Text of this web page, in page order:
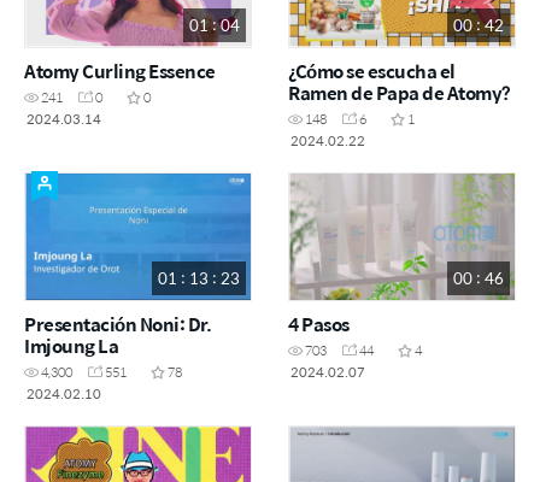
01 : 04
Atomy Curling Essence
241 0
0
2024.03.14
00 : 42
¿Cómo se escucha el
Ramen de Papa de Atomy?
148 6
1
2024.02.22
01 : 13 : 23
Presentación Noni: Dr.
Imjoung La
4,300 551
78
2024.02.10
00 : 46
4 Pasos
703 44
4
2024.02.07